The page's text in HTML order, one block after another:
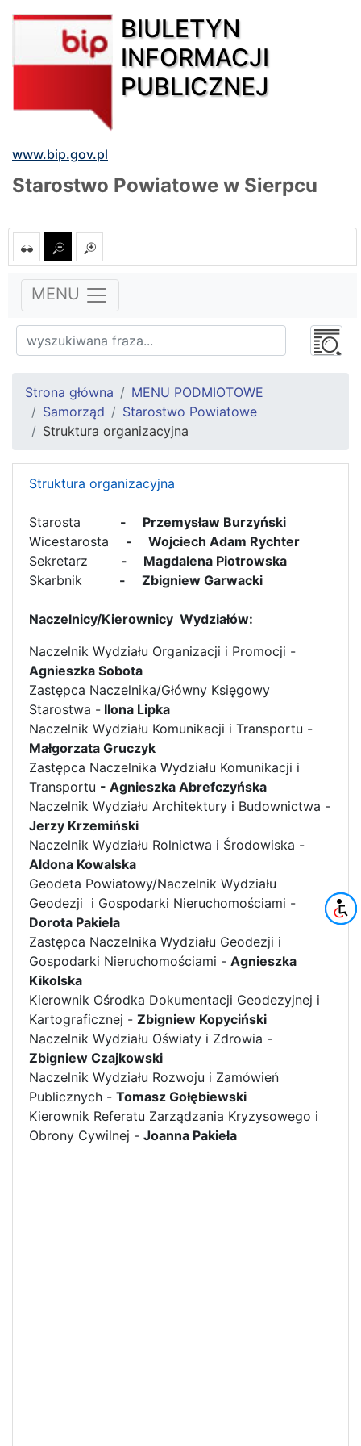
BIULETYN
INFORMACJI
PUBLICZNEJ
www.bip.gov.pl
Starostwo Powiatowe w Sierpcu
MENU
Strona główna
MENU PODMIOTOWE
Samorząd
Starostwo Powiatowe
Struktura organizacyjna
Struktura organizacyjna
Starosta
- Przemysław Burzyński
Wicestarosta
- Wojciech Adam Rychter
Sekretarz
- Magdalena Piotrowska
Skarbnik
- Zbigniew Garwacki
Naczelnicy/Kierownicy Wydziałów:
Naczelnik Wydziału Organizacji i Promocji -
Agnieszka Sobota
Zastępca Naczelnika/Główny Księgowy
Starostwa - Ilona Lipka
Naczelnik Wydziału Komunikacji i Transportu -
Małgorzata Gruczyk
Zastępca Naczelnika Wydziału Komunikacji i
Transportu - Agnieszka Abrefczyńska
Naczelnik Wydziału Architektury i Budownictwa -
Jerzy Krzemiński
Naczelnik Wydziału Rolnictwa i Środowiska -
Aldona Kowalska
Geodeta Powiatowy/Naczelnik Wydziału
Geodezji i Gospodarki Nieruchomościami -
Dorota Pakieła
Zastępca Naczelnika Wydziału Geodezji i
Gospodarki Nieruchomościami - Agnieszka
Kikolska
Kierownik Ośrodka Dokumentacji Geodezyjnej i
Kartograficznej - Zbigniew Kopyciński
Naczelnik Wydziału Oświaty i Zdrowia -
Zbigniew Czajkowski
Naczelnik Wydziału Rozwoju i Zamówień
Publicznych - Tomasz Gołębiewski
Kierownik Referatu Zarządzania Kryzysowego i
Obrony Cywilnej - Joanna Pakieła